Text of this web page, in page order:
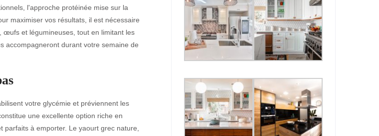
l'approche protéinée mise sur la
maximiser vos résultats, il est nécessaire
œufs et légumineuses, tout en limitant les
accompagneront durant votre semaine de
votre glycémie et préviennent les
une excellente option riche en
à emporter. Le yaourt grec nature,